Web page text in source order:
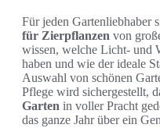
Für jeden Gartenliebhaber
für Zierpflanzen von
wissen, welche Licht- und
haben und wie der ideale
Auswahl von schönen
Pflege wird sichergestellt,
Garten in voller Pracht
das ganze Jahr über ein